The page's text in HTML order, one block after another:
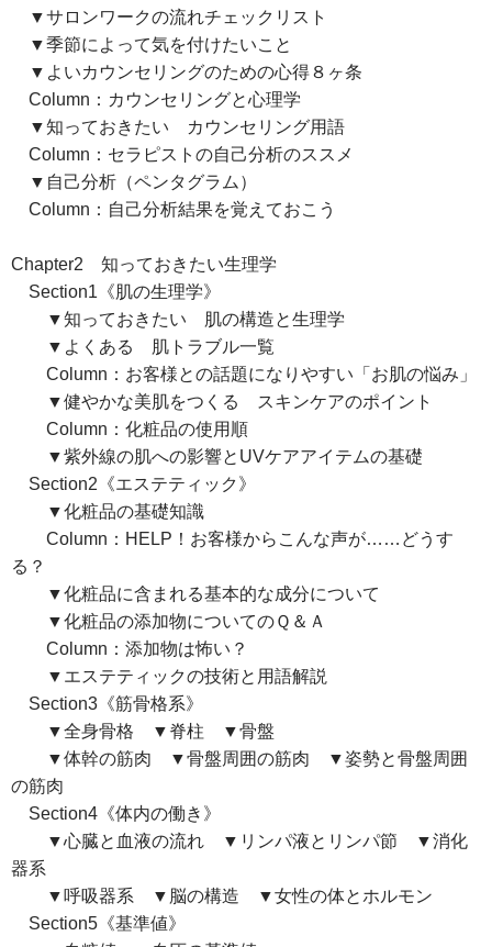
▼サロンワークの流れチェックリスト
▼季節によって気を付けたいこと
▼よいカウンセリングのための心得８ヶ条
Column：カウンセリングと心理学
▼知っておきたい カウンセリング用語
Column：セラピストの自己分析のススメ
▼自己分析（ペンタグラム）
Column：自己分析結果を覚えておこう
Chapter2 知っておきたい生理学
Section1《肌の生理学》
▼知っておきたい 肌の構造と生理学
▼よくある 肌トラブル一覧
Column：お客様との話題になりやすい「お肌の悩み」
▼健やかな美肌をつくる スキンケアのポイント
Column：化粧品の使用順
▼紫外線の肌への影響とUVケアアイテムの基礎
Section2《エステティック》
▼化粧品の基礎知識
Column：HELP！お客様からこんな声が……どうす
る？
▼化粧品に含まれる基本的な成分について
▼化粧品の添加物についてのＱ＆Ａ
Column：添加物は怖い？
▼エステティックの技術と用語解説
Section3《筋骨格系》
▼全身骨格 ▼脊柱 ▼骨盤
▼体幹の筋肉 ▼骨盤周囲の筋肉 ▼姿勢と骨盤周囲
の筋肉
Section4《体内の働き》
▼心臓と血液の流れ ▼リンパ液とリンパ節 ▼消化
器系
▼呼吸器系 ▼脳の構造 ▼女性の体とホルモン
Section5《基準値》